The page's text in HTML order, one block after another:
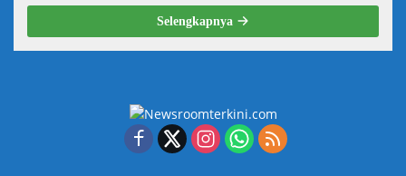
Selengkapnya